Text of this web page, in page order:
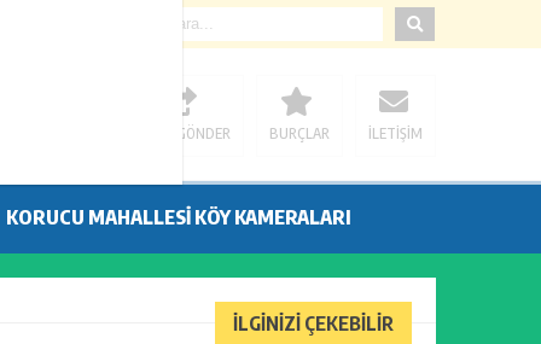
Casino SpinograndpashabetJojobetsloganbahis
HABER GÖNDER BURÇLAR İLETİŞİM
KORUCU MAHALLESİ KÖY KAMERALARI
İLGİNİZİ ÇEKEBİLİR